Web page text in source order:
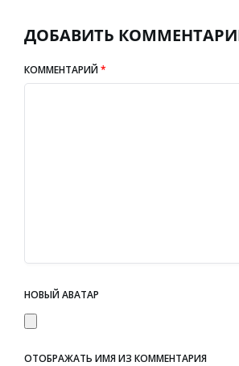
ДОБАВИТЬ
КОММЕНТАРИЙ*
НОВЫЙ АВАТАР
ОТОБРАЖАТЬ ИМЯ ИЗ КОММЕНТАРИЯ